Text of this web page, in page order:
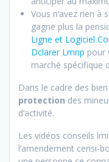
Vous n’avez rien à
gagne plus la
Ligne et Logiciel
Dclarer Lmnp pour
marché spécifique
Dans le cadre des
protection des
d’activité.
Les vidéos conseils
l’amendement censi-